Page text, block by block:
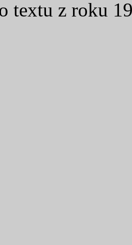
textu z roku